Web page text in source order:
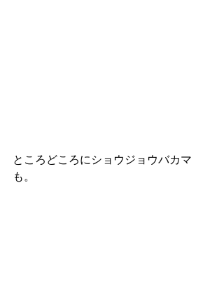
ところどころにショウジョウバカマ
も。